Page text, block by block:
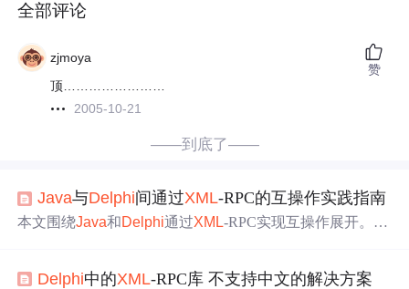
全部评论
zjmoya
顶……………………
2005-10-21
赞
——到底了——
Java与Delphi间通过XML-RPC的互操作实践指南
本文围绕Java和Delphi通过XML-RPC实现互操作展开。介
备、结果验证方法，以及两种语言实现XML-RPC的源码分
Delphi中的XML-RPC库 不支持中文的解决方案